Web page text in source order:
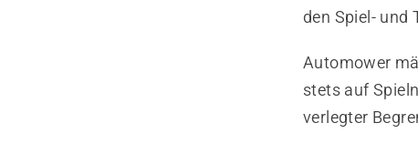
den Spiel- und
Automower
stets auf
verlegter